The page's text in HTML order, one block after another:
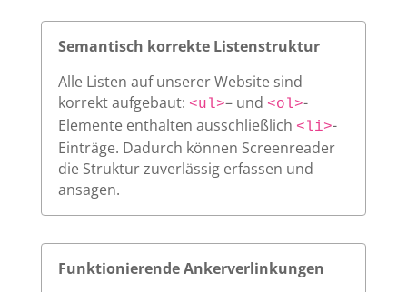
Semantisch korrekte Listenstruktur
Alle Listen auf unserer Website sind
korrekt aufgebaut: <ul>– und <ol>-
Elemente enthalten ausschließlich <li>-
Einträge. Dadurch können Screenreader
die Struktur zuverlässig erfassen und
ansagen.
Funktionierende Ankerverlinkungen